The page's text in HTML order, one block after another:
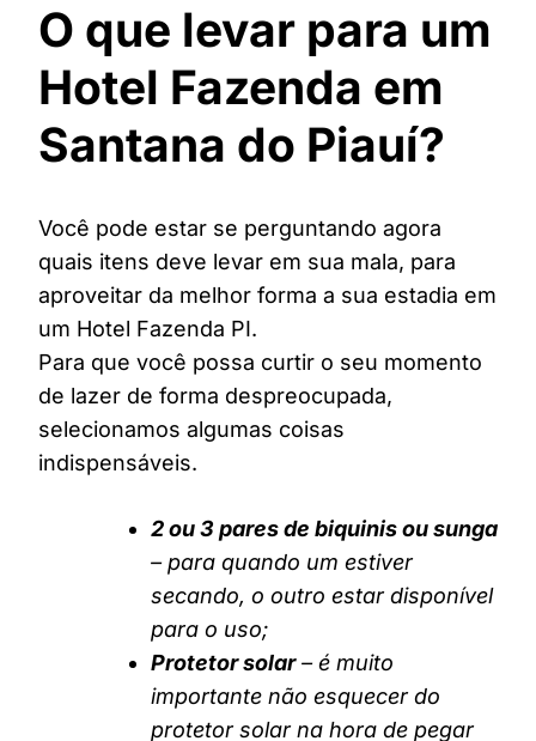
O que levar para um
Hotel Fazenda em
Santana do Piauí?
Você pode estar se perguntando agora
quais itens deve levar em sua mala, para
aproveitar da melhor forma a sua estadia em
um Hotel Fazenda PI.
Para que você possa curtir o seu momento
de lazer de forma despreocupada,
selecionamos algumas coisas
indispensáveis.
2 ou 3 pares de biquinis ou sunga
– para quando um estiver
secando, o outro estar disponível
para o uso;
Protetor solar– é muito
importante não esquecer do
protetor solar na hora de pegar